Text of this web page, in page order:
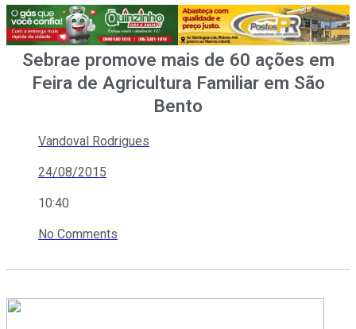
Sebrae promove mais de 60 ações em
Feira de Agricultura Familiar em São
Bento
Vandoval Rodrigues
24/08/2015
10:40
No Comments